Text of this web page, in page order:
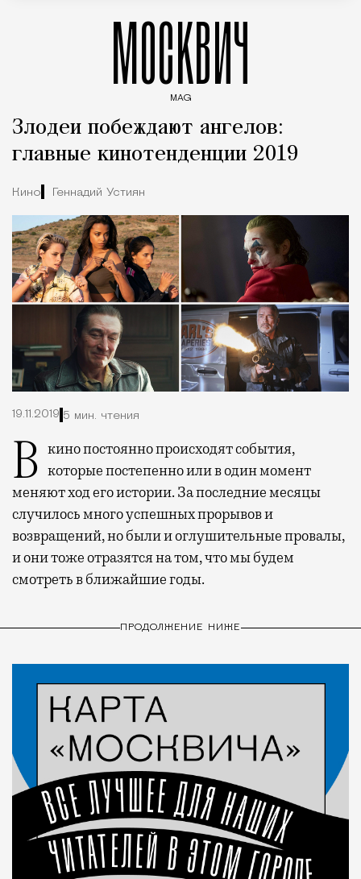
МОСКВИЧ
MAG
Злодеи побеждают ангелов:
главные кинотенденции 2019
Кино Геннадий Устиян
19.11.2019 5 мин. чтения
В кино постоянно происходят события, которые постепенно или в один момент
меняют ход его истории. За последние месяцы
случилось много успешных прорывов и
возвращений, но были и оглушительные провалы,
и они тоже отразятся на том, что мы будем
смотреть в ближайшие годы.
ПРОДОЛЖЕНИЕ НИЖЕ